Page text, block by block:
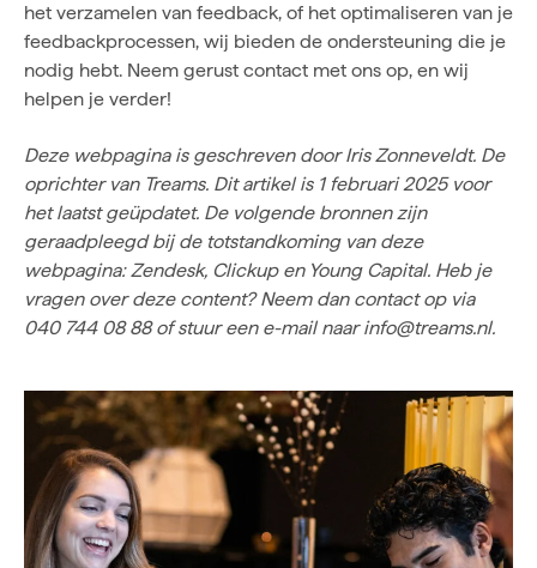
het verzamelen van feedback, of het optimaliseren van je
feedbackprocessen, wij bieden de ondersteuning die je
nodig hebt. Neem gerust contact met ons op, en wij
helpen je verder!
Deze webpagina is geschreven doorIris Zonneveldt. De
oprichter van Treams. Dit artikel is 1 februari 2025 voor
het laatst geüpdatet. De volgende bronnen zijn
geraadpleegd bij de totstandkoming van deze
webpagina:Zendesk, Clickupen Young Capital. Heb je
vragen over deze content? Neem dan contact op via
040 744 08 88 of stuur een e-mail naarinfo@treams.nl.